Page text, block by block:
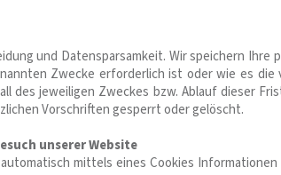
und Datensparsamkeit. Wir speichern Ihre
Zwecke erforderlich ist oder wie es die
des jeweiligen Zweckes bzw. Ablauf dieser
Vorschriften gesperrt oder gelöscht.
unserer Website
mittels eines Cookies